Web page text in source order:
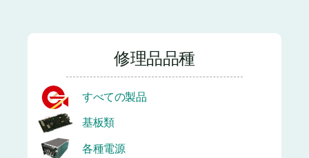
修理品品種
すべての製品
基板類
各種電源